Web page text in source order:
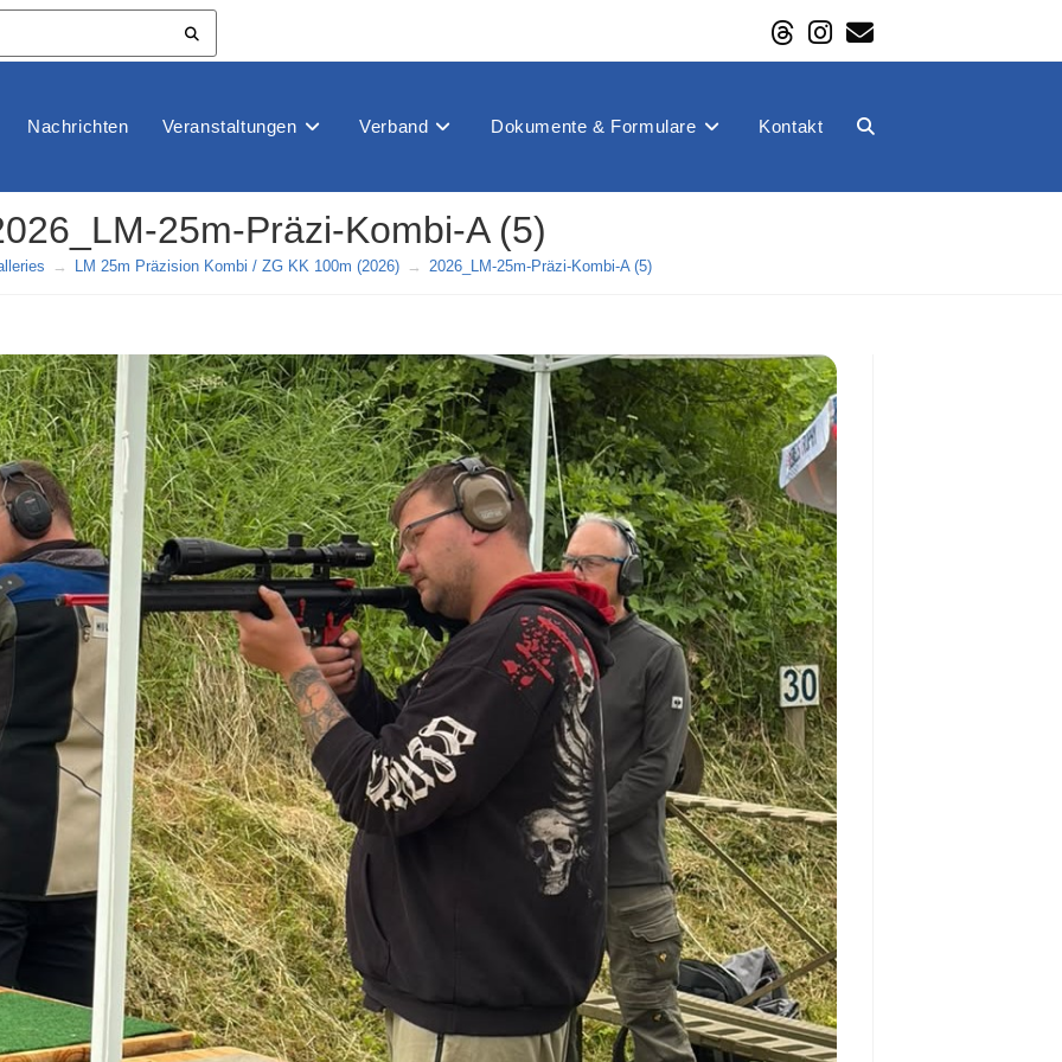
Nachrichten Veranstaltungen Verband Dokumente & Formulare Kontakt Website-
25m-Präzi-Kombi-A (5)
→ LM 25m Präzision Kombi / ZG KK 100m (2026) → 2026_LM-25m-Präzi-Kombi-A (5)